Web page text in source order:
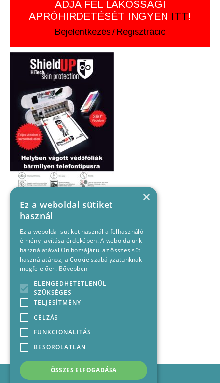
ADJA FEL LAKOSSÁGI
APRÓHIRDETÉSÉT INGYEN ITT!
Bejelentkezés / Regisztráció
Impresszum
×
Ez a weboldal sütiket
használ
Ez a weboldal sütiket használ a felhasználói
élmény javítása érdekében. A weboldalunk
használatával Ön hozzájárul az összes süti
használatához, a Cookie szabályzatunknak
megfelelően. Bővebben
ELENGEDHETETLENÜL
SZÜKSÉGES
TELJESÍTMÉNY
CÉLZÁS
FUNKCIONALITÁS
BESOROLATLAN
ÖSSZES ELFOGADÁSA